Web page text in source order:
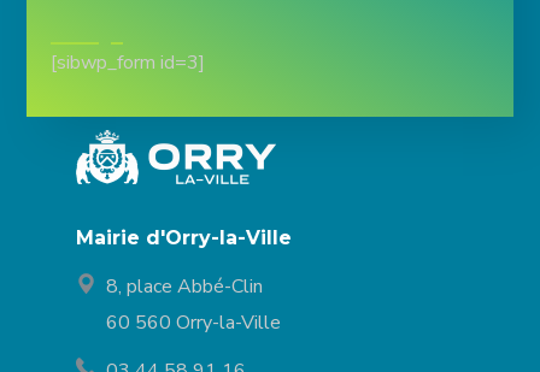
[sibwp_form id=3]
Mairie d'Orry-la-Ville
8, place Abbé-Clin
60 560 Orry-la-Ville